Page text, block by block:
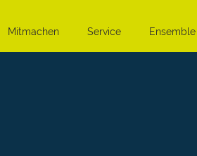
Mitmachen Service Ensemble